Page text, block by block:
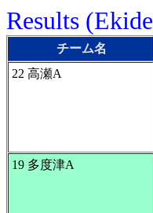
Results
チーム名
22 高瀬A
19 多度津A